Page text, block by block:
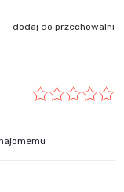
dodaj do przechowalni